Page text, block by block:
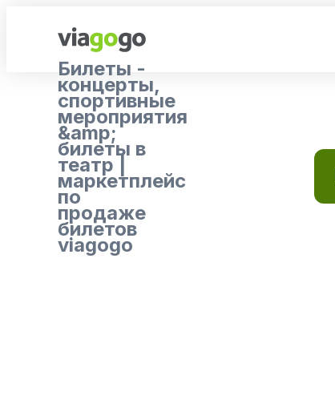
Билеты -
концерты,
спортивные
мероприятия
&amp;
билеты в
театр |
маркетплейс
по
продаже
билетов
viagogo